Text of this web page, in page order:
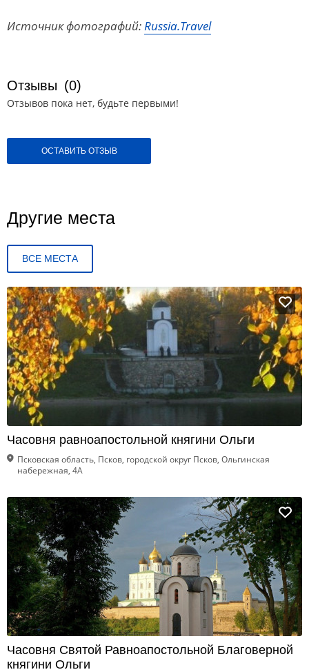
Источник фотографий:Russia.Travel
Отзывы (0)
Отзывов пока нет, будьте первыми!
ОСТАВИТЬ ОТЗЫВ
Другие места
ВСЕ МЕСТА
Часовня равноапостольной княгини Ольги
Псковская область, Псков, городской округ Псков, Ольгинская
набережная, 4А
Часовня Святой Равноапостольной Благоверной
княгини Ольги